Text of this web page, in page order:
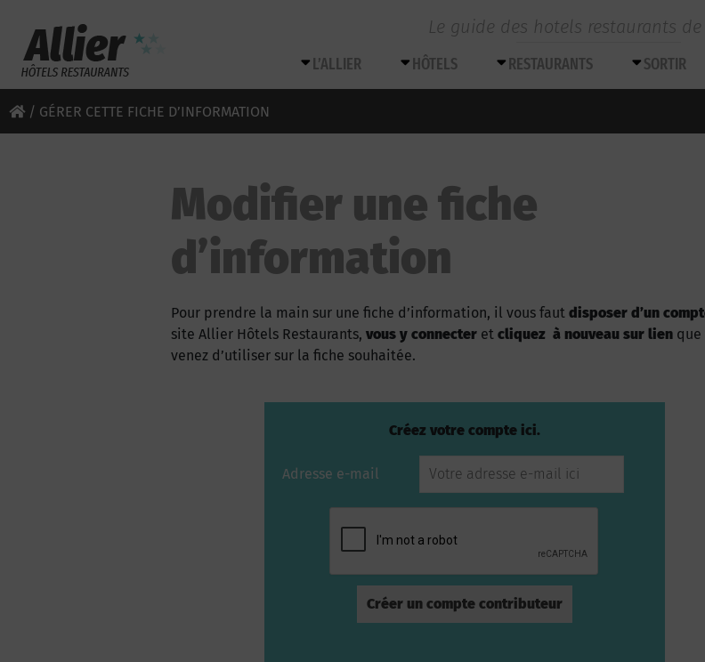
Le guide des hotels restaurants de
L’ALLIER HÔTELS RESTAURANTS SORTIR
/ GÉRER CETTE FICHE D’INFORMATION
Modifier une fiche
d’information
Pour prendre la main sur une fiche d’information, il vous faut disposer d’un
site Allier Hôtels Restaurants, vous y connecter et cliquez à nouveau sur lien que
venez d’utiliser sur la fiche souhaitée.
Créez votre compte ici.
Adresse e-mail